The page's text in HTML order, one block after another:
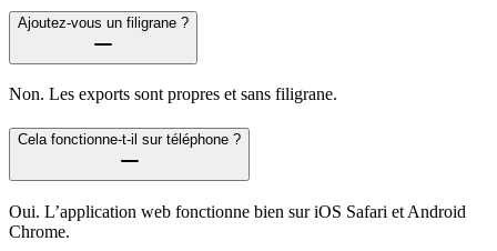
Ajoutez-vous un filigrane ?
Non. Les exports sont propres et sans filigrane.
Cela fonctionne-t-il sur téléphone ?
Oui. L’application web fonctionne bien sur iOS Safari et Android
Chrome.